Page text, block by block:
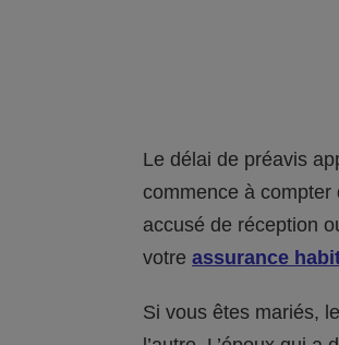
Le délai de préavis
commence à
accusé de réception
votre assurance
Si vous êtes mariés,